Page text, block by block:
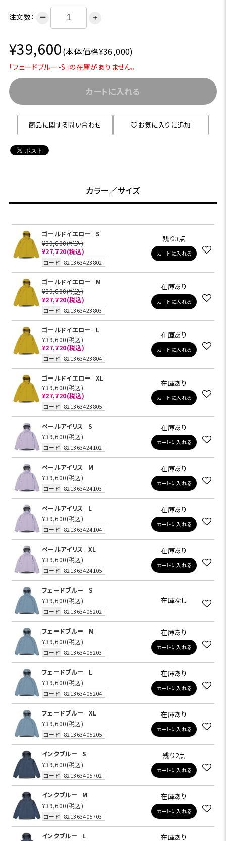
注文数： ー ＋
¥39,600(本体価格¥36,000)
「フェードブルー-S」の在庫がありません。
カートに入れる
商品に関する問い合わせ お気に入りに追加
カラー／サイズ
ゴールドイエロー
S
¥39,600(税込)
¥27,720(税込)
コード 821363423802
残り3点
カートに入れる
ゴールドイエロー
M
¥39,600(税込)
¥27,720(税込)
コード 821363423803
在庫あり
カートに入れる
ゴールドイエロー
L
¥39,600(税込)
¥27,720(税込)
コード 821363423804
在庫あり
カートに入れる
ゴールドイエロー
XL
¥39,600(税込)
¥27,720(税込)
コード 821363423805
在庫あり
カートに入れる
ペールアイリス
S
¥39,600(税込)
コード 821363424102
在庫あり
カートに入れる
ペールアイリス
M
¥39,600(税込)
コード 821363424103
在庫あり
カートに入れる
ペールアイリス
L
¥39,600(税込)
コード 821363424104
在庫あり
カートに入れる
ペールアイリス
XL
¥39,600(税込)
コード 821363424105
在庫あり
カートに入れる
フェードブルー
S
¥39,600(税込)
コード 821363405202
在庫なし
フェードブルー
M
¥39,600(税込)
コード 821363405203
在庫あり
カートに入れる
フェードブルー
L
¥39,600(税込)
コード 821363405204
在庫あり
カートに入れる
フェードブルー
XL
¥39,600(税込)
コード 821363405205
在庫あり
カートに入れる
インクブルー
S
¥39,600(税込)
コード 821363405702
残り2点
カートに入れる
インクブルー
M
¥39,600(税込)
コード 821363405703
在庫あり
カートに入れる
インクブルー L 在庫あり